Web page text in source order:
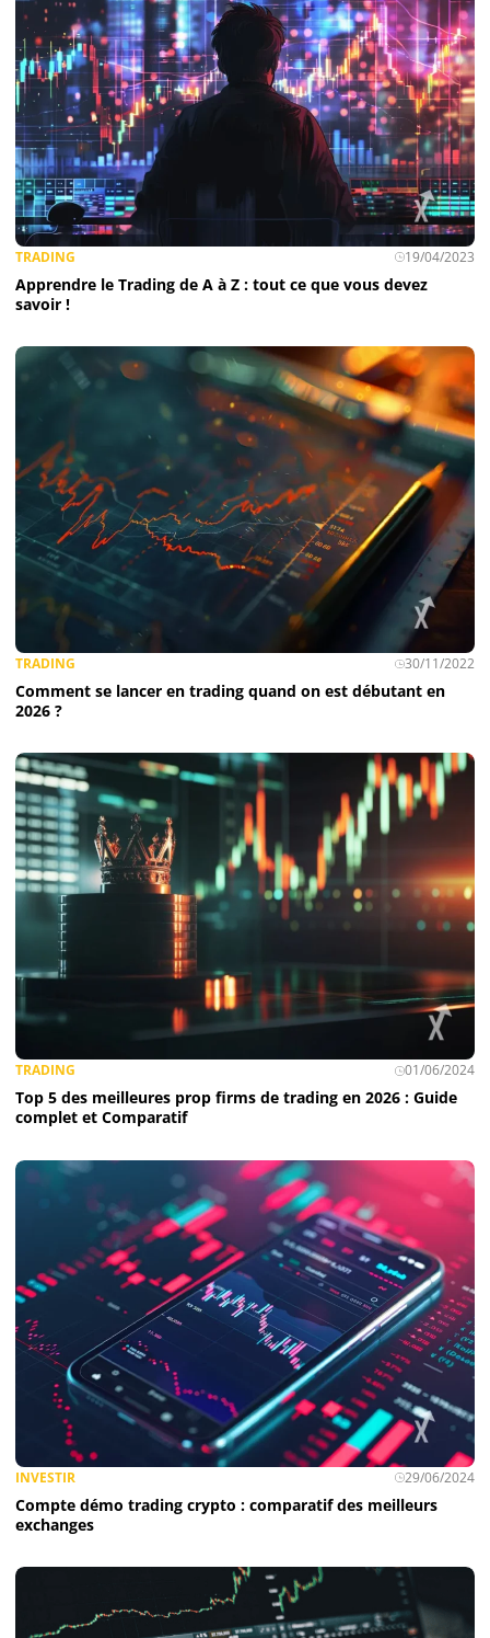
TRADING 19/04/2023
Apprendre le Trading de A à Z : tout ce que vous devez
savoir !
TRADING 30/11/2022
Comment se lancer en trading quand on est débutant en
2026 ?
TRADING 01/06/2024
Top 5 des meilleures prop firms de trading en 2026 : Guide
complet et Comparatif
INVESTIR 29/06/2024
Compte démo trading crypto : comparatif des meilleurs
exchanges